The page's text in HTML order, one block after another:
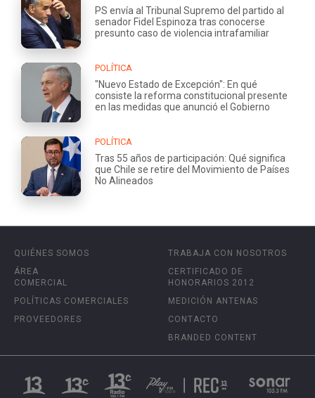
PS envía al Tribunal Supremo del partido al
senador Fidel Espinoza tras conocerse
presunto caso de violencia intrafamiliar
POLÍTICA
"Nuevo Estado de Excepción": En qué
consiste la reforma constitucional presente
en las medidas que anunció el Gobierno
POLÍTICA
Tras 55 años de participación: Qué significa
que Chile se retire del Movimiento de Países
No Alineados
QUIÉNES SOMOS
ÁREA
COMERCIAL
POLÍTICAS COMERCIALES
PROVEEDORES
TRABAJA CON NOSOTROS
CERTIFICADO DE
HONORARIOS 2012
MEDICIÓN ANTENAS
CONTACTO
BRANDED CONTENT